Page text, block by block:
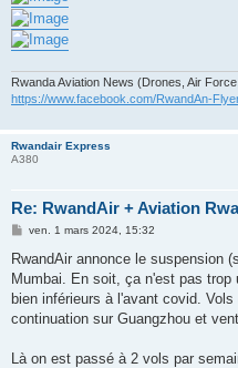
Rwanda Aviation News (Drones, Air
https://www.facebook.com/RwandAn-
Rwandair Express
A380
Re: RwandAir + Aviation
M
s
a
g
ven. 1 mars 2024, 15:32
RwandAir annonce le suspension
Mumbai. En soit, ça n'est pas
bien inférieurs à l'avant covid.
continuation sur Guangzhou et
Là on est passé à 2 vols par